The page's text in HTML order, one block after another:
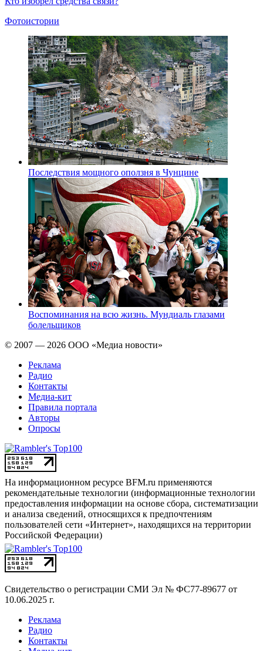
Фотоистории
Последствия мощного оползня в Чунцине
Воспоминания на всю жизнь. Мундиаль глазами
болельщиков
© 2007 — 2026 ООО «Медиа новости»
Реклама
Радио
Контакты
Медиа-кит
Правила портала
Авторы
Опросы
На информационном ресурсе BFM.ru применяются
рекомендательные технологии (информационные технологии
предоставления информации на основе сбора, систематизации
и анализа сведений, относящихся к предпочтениям
пользователей сети «Интернет», находящихся на территории
Российской Федерации)
Свидетельство о регистрации СМИ Эл № ФС77-89677 от
10.06.2025 г.
Реклама
Радио
Контакты